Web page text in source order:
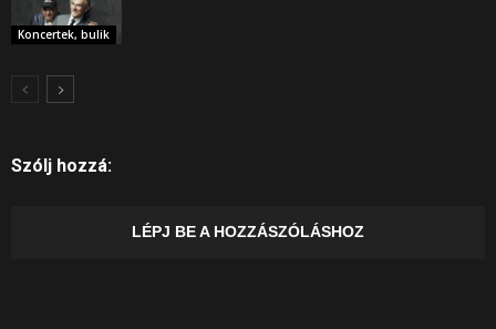
Koncertek, bulik
Szólj hozzá:
LÉPJ BE A HOZZÁSZÓLÁSHOZ